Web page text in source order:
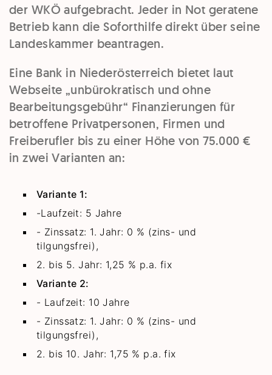
der WKÖ aufgebracht. Jeder in Not geratene
Betrieb kann die Soforthilfe direkt über seine
Landeskammer beantragen.
Eine Bank in Niederösterreich bietet laut
Webseite „unbürokratisch und ohne
Bearbeitungsgebühr“ Finanzierungen für
betroffene Privatpersonen, Firmen und
Freiberufler bis zu einer Höhe von 75.000 €
in zwei Varianten an:
Variante 1:
-Laufzeit: 5 Jahre
- Zinssatz: 1. Jahr: 0 % (zins- und
tilgungsfrei),
2. bis 5. Jahr: 1,25 % p.a. fix
Variante 2:
- Laufzeit: 10 Jahre
- Zinssatz: 1. Jahr: 0 % (zins- und
tilgungsfrei),
2. bis 10. Jahr: 1,75 % p.a. fix